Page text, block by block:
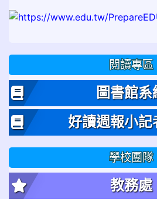
閱讀專區
圖書館系
好讀週報小記
學校團隊
教務處